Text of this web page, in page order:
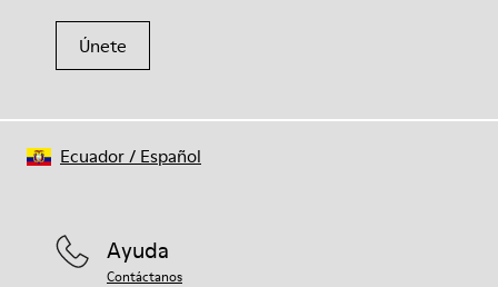
Únete
Ayuda
Contáctanos
Ecuador/ Español